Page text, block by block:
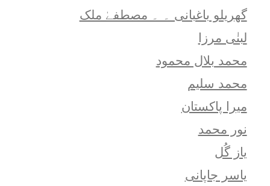
گھریلو باغبانی ۔ ۔ مصطفےٰ ملک
لبنٰی مرزا
محمد بلال محمود
محمد سلیم
میرا پاکستان
نور محمد
یاز گُل
یاسر جاپانی